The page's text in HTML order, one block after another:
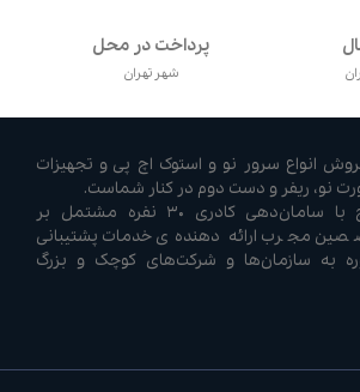
پرداخت در محل
شهر تهران
انواع سرور نو و استوک اچ پی و تجهیزات
نو، ریفر و دست دوم در کنار شماست.
شرکت سرور سوییچ با سامان‌دهی کادری ۳۰ نفره مشتمل بر
مجرب ارائه دهنده‌ی خدمات پشتیبانی
به سازمان‌ها و شرکت‌های کوچک و بزرگ